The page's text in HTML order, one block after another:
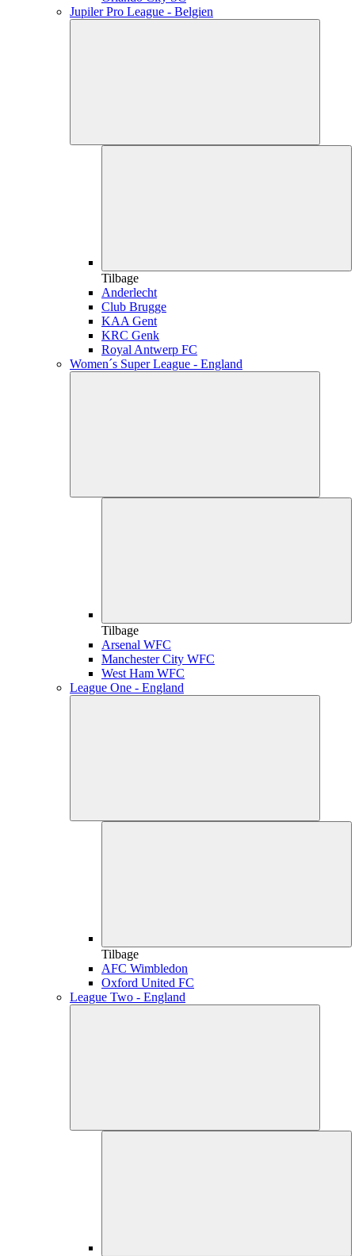
Jupiler Pro League - Belgien
Tilbage
Anderlecht
Club Brugge
KAA Gent
KRC Genk
Royal Antwerp FC
Women´s Super League - England
Tilbage
Arsenal WFC
Manchester City WFC
West Ham WFC
League One - England
Tilbage
AFC Wimbledon
Oxford United FC
League Two - England